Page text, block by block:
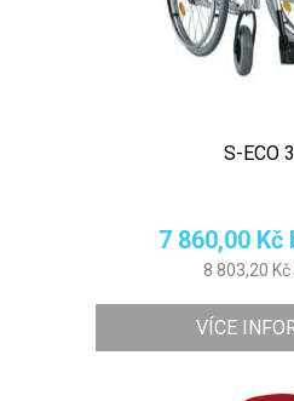
S-ECO
7 860,00 Kč
8 803,20 Kč
VÍCE